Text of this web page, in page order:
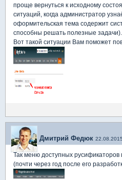
проще вернуться к исходному
ситуаций, когда администратор
оформительская тема содержит
способны решать полезные задачи).
Вот такой ситуации Вам поможет
Дмитрий Федюк
Так меню доступных
(почти через год после его